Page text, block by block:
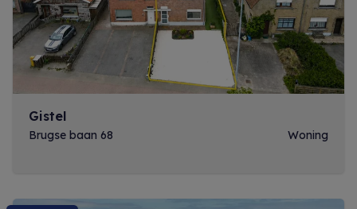
Gistel
Brugse baan 68 Woning